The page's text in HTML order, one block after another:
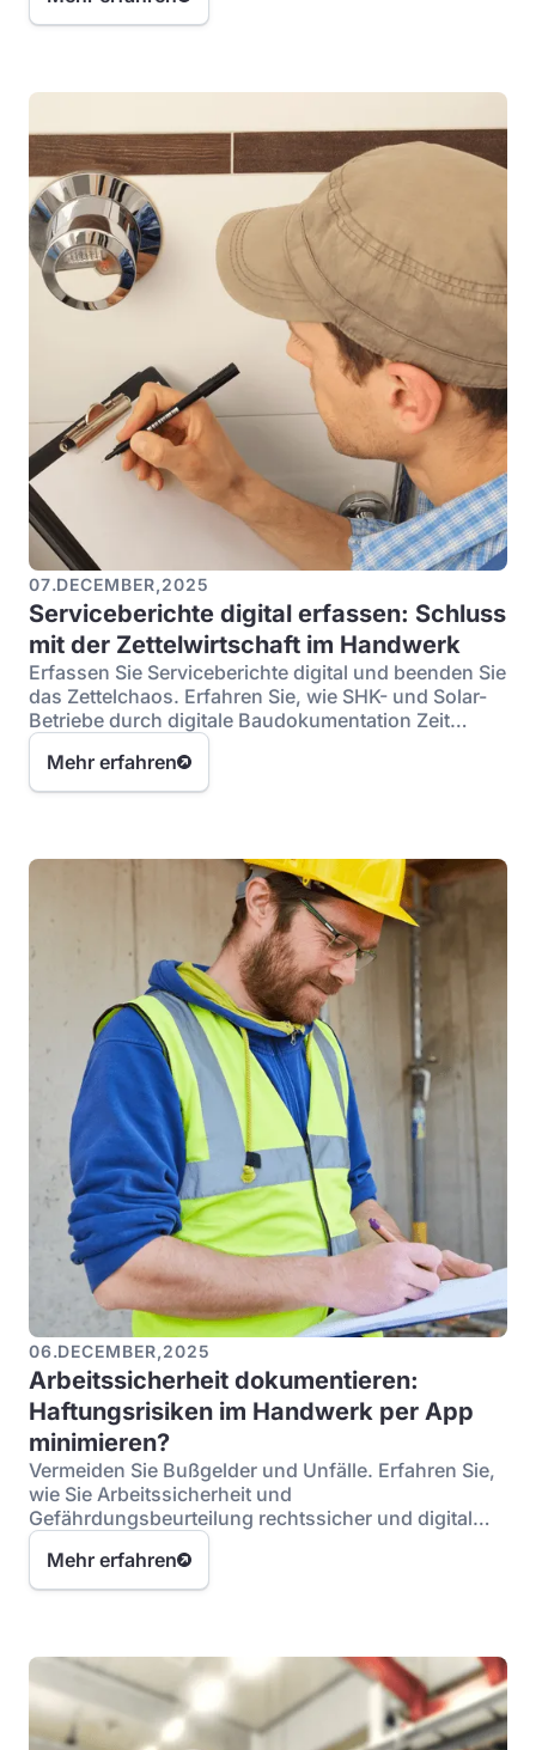
07.DECEMBER,2025
Serviceberichte digital erfassen: Schluss
mit der Zettelwirtschaft im Handwerk
Erfassen Sie Serviceberichte digital und beenden Sie
das Zettelchaos. Erfahren Sie, wie SHK- und Solar-
Betriebe durch digitale Baudokumentation Zeit
sparen.
Mehr erfahren
06.DECEMBER,2025
Arbeitssicherheit dokumentieren:
Haftungsrisiken im Handwerk per App
minimieren?
Vermeiden Sie Bußgelder und Unfälle. Erfahren Sie,
wie Sie Arbeitssicherheit und
Gefährdungsbeurteilung rechtssicher und digital
dokumentieren.
Mehr erfahren